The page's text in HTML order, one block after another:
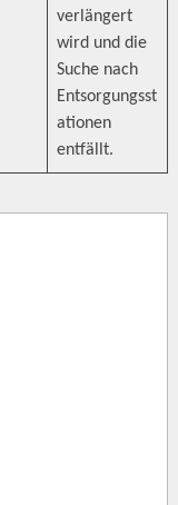
verlängert
wird und die
Suche nach
Entsorgungsst
ationen
entfällt.